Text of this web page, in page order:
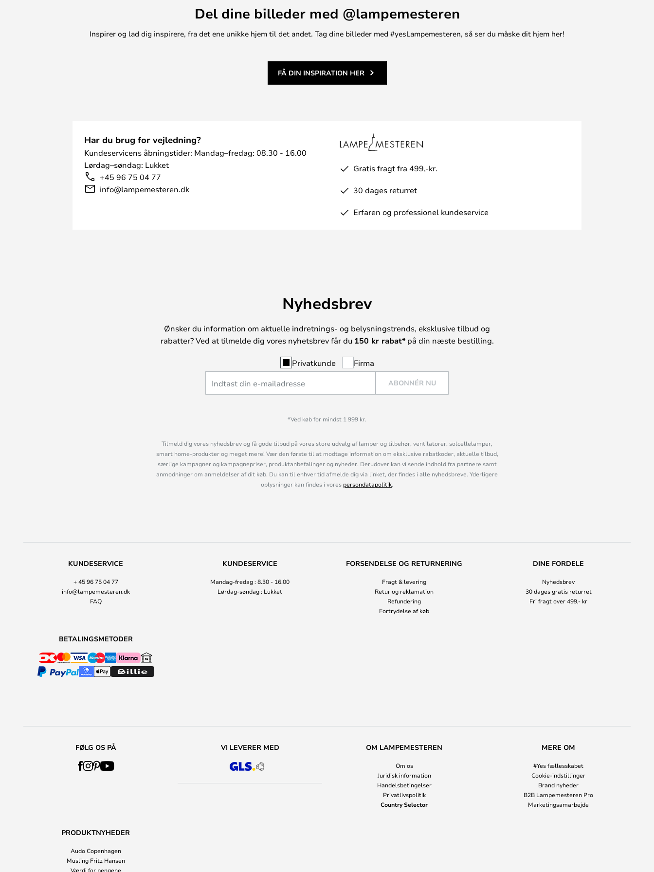
Del dine billeder med @lampemesteren
Inspirer og lad dig inspirere, fra det ene unikke hjem til det andet. Tag dine billeder med #yesLampemesteren, så ser du måske dit hjem her!
FÅ DIN INSPIRATION HER
Har du brug for vejledning?
Kundeservicens åbningstider: Mandag–fredag: 08.30 - 16.00
Lørdag–søndag: Lukket
+45 96 75 04 77
info@lampemesteren.dk
Gratis fragt fra 499,-kr.
30 dages returret
Erfaren og professionel kundeservice
Nyhedsbrev
Ønsker du information om aktuelle indretnings- og belysningstrends, eksklusive tilbud og
rabatter? Ved at tilmelde dig vores nyhetsbrev får du 150 kr rabat*på din næste bestilling.
Privatkunde Firma
ABONNÉR NU
*Ved køb for mindst 1 999 kr.
Tilmeld dig vores nyhedsbrev og få gode tilbud på vores store udvalg af lamper og tilbehør, ventilatorer, solcellelamper,
smart home-produkter og meget mere! Vær den første til at modtage information om eksklusive rabatkoder, aktuelle tilbud,
særlige kampagner og kampagnepriser, produktanbefalinger og nyheder. Derudover kan vi sende indhold fra partnere samt
anmodninger om anmeldelser af dit køb. Du kan til enhver tid afmelde dig via linket, der findes i alle nyhedsbreve. Yderligere
oplysninger kan findes i vores persondatapolitik.
KUNDESERVICE
+ 45 96 75 04 77
info@lampemesteren.dk
FAQ
KUNDESERVICE
Mandag-fredag : 8.30 - 16.00
Lørdag-søndag : Lukket
FORSENDELSE OG RETURNERING
Fragt & levering
Retur og reklamation
Refundering
Fortrydelse af køb
DINE FORDELE
Nyhedsbrev
30 dages gratis returret
Fri fragt over 499,- kr
BETALINGSMETODER
FØLG OS PÅ VI LEVERER MED OM LAMPEMESTEREN
Om os
Juridisk information
Handelsbetingelser
Privatlivspolitik
Country Selector
MERE OM
#Yes fællesskabet
Cookie-indstillinger
Brand nyheder
B2B Lampemesteren Pro
Marketingsamarbejde
PRODUKTNYHEDER
Audo Copenhagen
Musling Fritz Hansen
Værdi for pengene